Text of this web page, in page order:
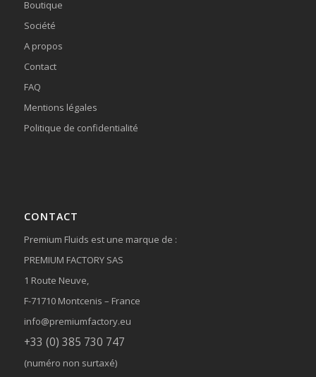
Boutique
Société
A propos
Contact
FAQ
Mentions légales
Politique de confidentialité
CONTACT
Premium Fluids est une marque de :
PREMIUM FACTORY SAS
1 Route Neuve,
F-71710 Montcenis – France
info@premiumfactory.eu
+33 (0) 385 730 747
(numéro non surtaxé)